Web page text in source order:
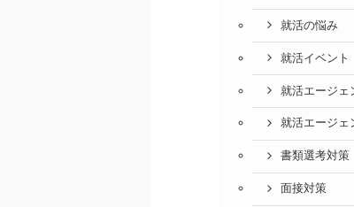
就活の悩み
就活イベント
就活エージェ
就活エージェ
書類選考対策
面接対策